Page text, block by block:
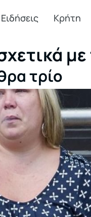
Ειδήσεις Κρήτη
τρίο